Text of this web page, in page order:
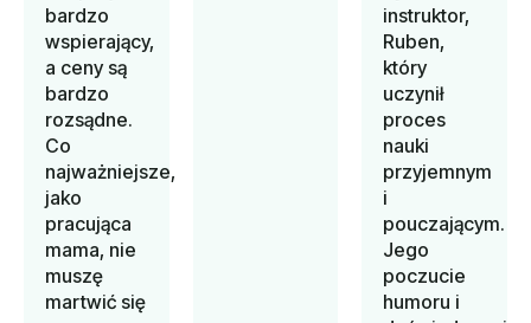
bardzo
wspierający,
a ceny są
bardzo
rozsądne.
Co
najważniejsze,
jako
pracująca
mama, nie
muszę
martwić się
instruktor,
Ruben,
który
uczynił
proces
nauki
przyjemnym
i
pouczającym.
Jego
poczucie
humoru i